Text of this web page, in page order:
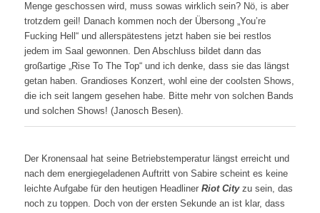
Menge geschossen wird, muss sowas wirklich sein? Nö, is aber
trotzdem geil! Danach kommen noch der Übersong „You’re
Fucking Hell“ und allerspätestens jetzt haben sie bei restlos
jedem im Saal gewonnen. Den Abschluss bildet dann das
großartige „Rise To The Top“ und ich denke, dass sie das längst
getan haben. Grandioses Konzert, wohl eine der coolsten Shows,
die ich seit langem gesehen habe. Bitte mehr von solchen Bands
und solchen Shows! (Janosch Besen).
Der Kronensaal hat seine Betriebstemperatur längst erreicht und
nach dem energiegeladenen Auftritt von Sabire scheint es keine
leichte Aufgabe für den heutigen Headliner Riot Cityzu sein, das
noch zu toppen. Doch von der ersten Sekunde an ist klar, dass